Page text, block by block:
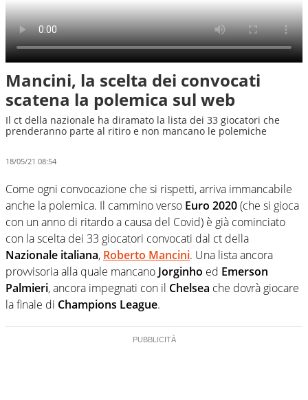
Mancini, la scelta dei convocati
scatena la polemica sul web
Il ct della nazionale ha diramato la lista dei 33 giocatori che
prenderanno parte al ritiro e non mancano le polemiche
18/05/21 08:54
Come ogni convocazione che si rispetti, arriva immancabile
anche la polemica. Il cammino verso Euro 2020(che si gioca
con un anno di ritardo a causa del Covid) è già cominciato
con la scelta dei 33 giocatori convocati dal ct della
Nazionale italiana, Roberto Mancini. Una lista ancora
provvisoria alla quale mancano Jorginho ed Emerson
Palmieri, ancora impegnati con il Chelsea che dovrà giocare
la finale di Champions League.